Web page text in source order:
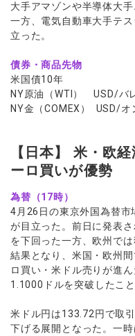
大手アマゾンや半導体大
一方、電気自動車大手テ
立った。
債券・商品先物
米国債10年
NY原油（WTI） USD/
NY金（COMEX） USD/
【日本】 米・欧
ーロ買いが優勢
為替（17時）
4月26日の東京外国為替市
が目立った。前日に発表
を下回った一方、欧州で
結果となり、米国・欧州
ロ買い・米ドル売りが進
1.1000ドルを突破したこ
米ドル円は133.72円で取
下げる展開となった。一